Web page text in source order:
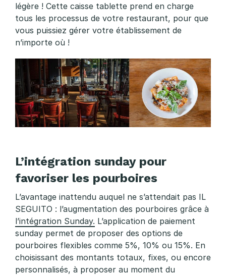
légère ! Cette caisse tablette prend en charge
tous les processus de votre restaurant, pour que
vous puissiez gérer votre établissement de
n’importe où !
L’intégration sunday pour
favoriser les pourboires
L’avantage inattendu auquel ne s’attendait pas IL
SEGUITO : l’augmentation des pourboires grâce à
l’intégration Sunday. L’application de paiement
sunday permet de proposer des options de
pourboires flexibles comme 5%, 10% ou 15%. En
choisissant des montants totaux, fixes, ou encore
personnalisés, à proposer au moment du